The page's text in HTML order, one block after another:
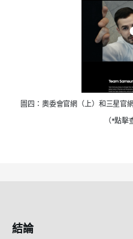
圖四：奧委會官網（上）和三星官
（*點擊
結論